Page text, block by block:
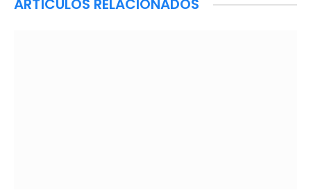
ARTÍCULOS RELACIONADOS